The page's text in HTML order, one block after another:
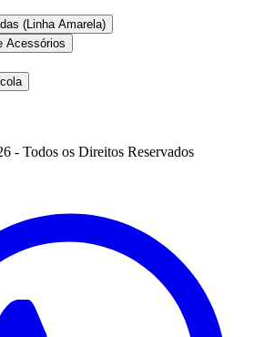
(Linha Amarela)
Acessórios
- Todos os Direitos Reservados